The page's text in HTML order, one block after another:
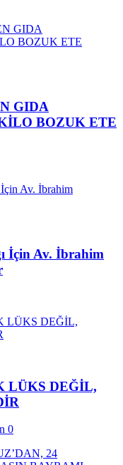
GIDA
BOZUK ETE
İçin Av. İbrahim
LÜKS DEĞİL,
0